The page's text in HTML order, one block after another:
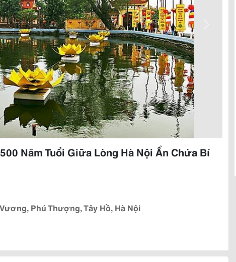
Năm Tuổi Giữa Lòng Hà Nội Ẩn Chứa Bí
Phú Thượng, Tây Hồ, Hà Nội